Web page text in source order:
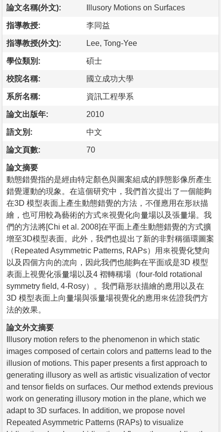
論文名稱(外文): Illusory Motions on Surfaces
指導教授: 李同益
指導教授(外文): Lee, Tong-Yee
學位類別: 碩士
校院名稱: 國立成功大學
系所名稱: 資訊工程學系
論文出版年: 2010
語文別: 中文
論文頁數: 70
論文摘要
動態錯覺指的是經由特定顏色與圖案組成的靜態影像所產生
錯覺運動的現象。在這個研究中，我們首次提出了一個能夠
在3D 模型表面上產生動態錯覺的方法，不僅應用在形狀描
繪，也可用較為藝術的方式來視覺化向量場以及張量場。我
們的方法將[Chi et al. 2008]在平面上產生動態錯覺的方式擴
增至3D模型表面。此外，我們也提出了新的非對稱循環圖案
（Repeated Asymmetric Patterns, RAPs）用來視覺化雙向
以及四個方向的流向，因此我們也能夠在平面或是3D 模型
表面上視覺化張量場以及4 褶轉稱場（four-fold rotational
symmetry field, 4-Rosy）。我們藉形狀描繪的應用以及在
3D 模型表面上向量場與張量場視覺化的應用來佐證我們方
法的效果。
論文外文摘要
Illusory motion refers to the phenomenon in which static
images composed of certain colors and patterns lead to the
illusion of motions. This paper presents a first approach to
generating illusory as well as artistic visualization of vector
and tensor fields on surfaces. Our method extends previous
work on generating illusory motion in the plane, which we
adapt to 3D surfaces. In addition, we propose novel
Repeated Asymmetric Patterns (RAPs) to visualize